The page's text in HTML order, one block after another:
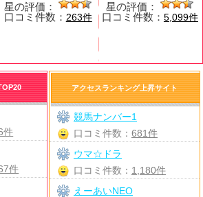
星の評価：
口コミ件数： 263件
星の評価：
口コミ件数： 5,099件
件
件
アクセスランキング上昇サイト
競馬ナンバー1
口コミ件数： 681件
ウマ☆ドラ
口コミ件数： 1,180件
えーあいNEO